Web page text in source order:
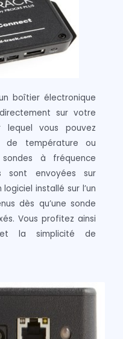
boîtier électronique
sur votre
vous pouvez
de température ou
à fréquence
sont envoyées sur
installé sur l’un
dès qu’une sonde
Vous profitez ainsi
la simplicité de